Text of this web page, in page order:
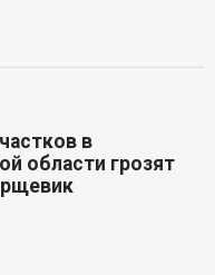
в
области грозят